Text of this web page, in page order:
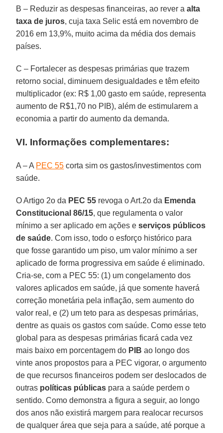
B – Reduzir as despesas financeiras, ao rever aalta
taxa de juros, cuja taxa Selic está em novembro de
2016 em 13,9%, muito acima da média dos demais
países.
C – Fortalecer as despesas primárias que trazem
retorno social, diminuem desigualdades e têm efeito
multiplicador (ex: R$ 1,00 gasto em saúde, representa
aumento de R$1,70 no PIB), além de estimularem a
economia a partir do aumento da demanda.
VI. Informações complementares:
A – A PEC 55 corta sim os gastos/investimentos com
saúde.
O Artigo 2o da PEC 55 revoga o Art.2o da Emenda
Constitucional 86/15, que regulamenta o valor
mínimo a ser aplicado em ações eserviços públicos
de saúde. Com isso, todo o esforço histórico para
que fosse garantido um piso, um valor mínimo a ser
aplicado de forma progressiva em saúde é eliminado.
Cria-se, com a PEC 55: (1) um congelamento dos
valores aplicados em saúde, já que somente haverá
correção monetária pela inflação, sem aumento do
valor real, e (2) um teto para as despesas primárias,
dentre as quais os gastos com saúde. Como esse teto
global para as despesas primárias ficará cada vez
mais baixo em porcentagem do PIB ao longo dos
vinte anos propostos para a PEC vigorar, o argumento
de que recursos financeiros podem ser deslocados de
outras políticas públicas para a saúde perdem o
sentido. Como demonstra a figura a seguir, ao longo
dos anos não existirá margem para realocar recursos
de qualquer área que seja para a saúde, até porque a